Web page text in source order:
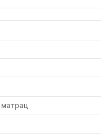
матрац